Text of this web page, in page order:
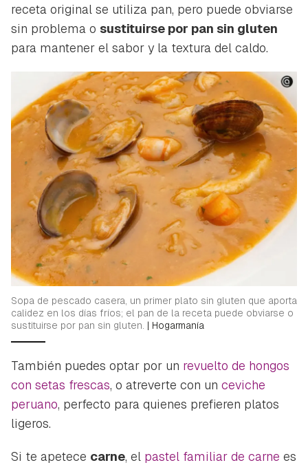
receta original se utiliza pan, pero puede obviarse
sin problema o sustituirse por pan sin gluten
para mantener el sabor y la textura del caldo.
Sopa de pescado casera, un primer plato sin gluten que aporta
calidez en los días fríos; el pan de la receta puede obviarse o
sustituirse por pan sin gluten. | Hogarmanía
También puedes optar por un revuelto de hongos
con setas frescas, o atreverte con un ceviche
peruano, perfecto para quienes prefieren platos
ligeros.
Si te apetece carne, el pastel familiar de carne es